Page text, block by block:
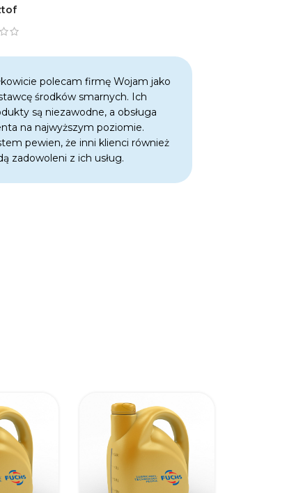
polecam firmę Wojam jako
środków smarnych. Ich
są niezawodne, a obsługa
na najwyższym poziomie.
pewien, że inni klienci również
zadowoleni z ich usług.